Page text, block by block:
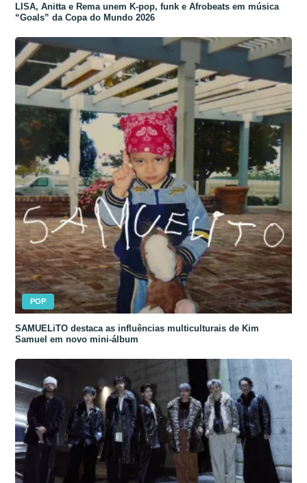
LISA, Anitta e Rema unem K-pop, funk e Afrobeats em música
“Goals” da Copa do Mundo 2026
POP
SAMUELiTO destaca as influências multiculturais de Kim
Samuel em novo mini-álbum